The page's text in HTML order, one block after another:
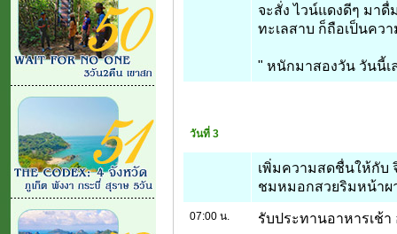
จะสั่ง ไวน์แดงดีๆ มา
ทะเลสาบ ก็ถือเป็นคว
" หนักมาสองวัน วันนี้
วันที่ 3
เพิ่มความสดชื่นให้กับ
ชมหมอกสวยริมหน้าผ
07:00 น. รับประทานอาหารเช้า